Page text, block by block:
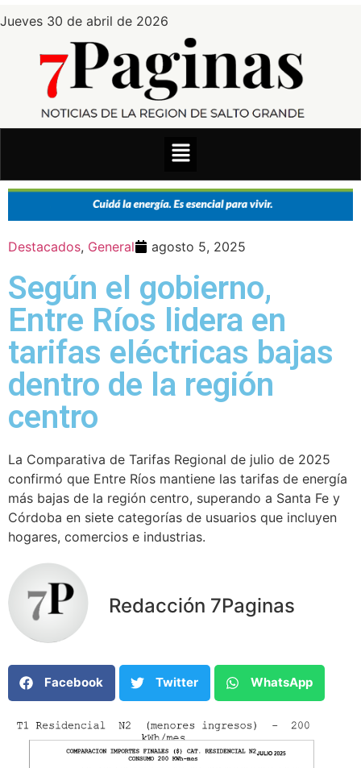
Jueves 30 de abril de 2026
Destacados, General agosto 5, 2025
Según el gobierno,
Entre Ríos lidera en
tarifas eléctricas bajas
dentro de la región
centro
La Comparativa de Tarifas Regional de julio de 2025
confirmó que Entre Ríos mantiene las tarifas de energía
más bajas de la región centro, superando a Santa Fe y
Córdoba en siete categorías de usuarios que incluyen
hogares, comercios e industrias.
Redacción 7Paginas
Facebook Twitter WhatsApp